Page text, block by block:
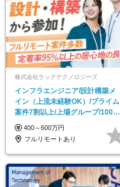
株式会社ラックテクノロジーズ
インフラエンジニア/設計構築メ
イン（上流未経験OK）/プライム
案件7割以上/上場グループ/100％
チーム制
400～600万円
フルリモートあり